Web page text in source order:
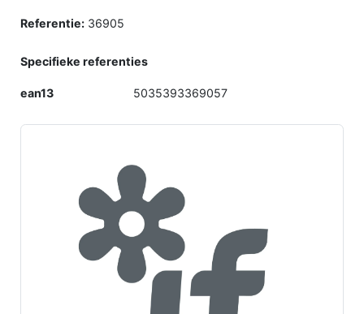
Referentie: 36905
Specifieke referenties
ean13 5035393369057